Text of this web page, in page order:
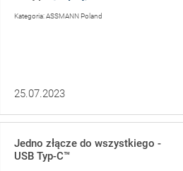
25.07.2023
Kategoria: ASSMANN Poland
Jedno złącze do wszystkiego -
USB Typ-C™